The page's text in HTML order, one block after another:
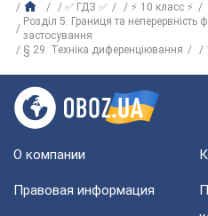
✅ ГДЗ ✅ ⚡ 10 класс ⚡
Розділ 5. Границя та неперервність
застосування
§ 29. Техніка диференціювання
О компании
Правовая информация